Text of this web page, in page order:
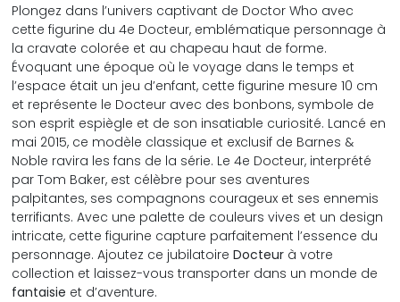
Plongez dans l’univers captivant de Doctor Who avec
cette figurine du 4e Docteur, emblématique personnage à
la cravate colorée et au chapeau haut de forme.
Évoquant une époque où le voyage dans le temps et
l’espace était un jeu d’enfant, cette figurine mesure 10 cm
et représente le Docteur avec des bonbons, symbole de
son esprit espiègle et de son insatiable curiosité. Lancé en
mai 2015, ce modèle classique et exclusif de Barnes &
Noble ravira les fans de la série. Le 4e Docteur, interprété
par Tom Baker, est célèbre pour ses aventures
palpitantes, ses compagnons courageux et ses ennemis
terrifiants. Avec une palette de couleurs vives et un design
intricate, cette figurine capture parfaitement l’essence du
personnage. Ajoutez ce jubilatoireDocteur à votre
collection et laissez-vous transporter dans un monde de
fantaisie et d’aventure.